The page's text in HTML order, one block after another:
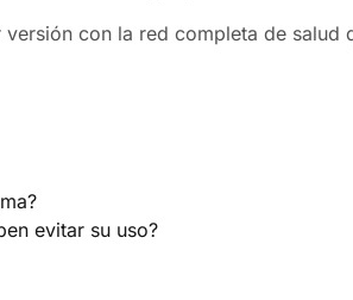
con la red completa de salud
evitar su uso?